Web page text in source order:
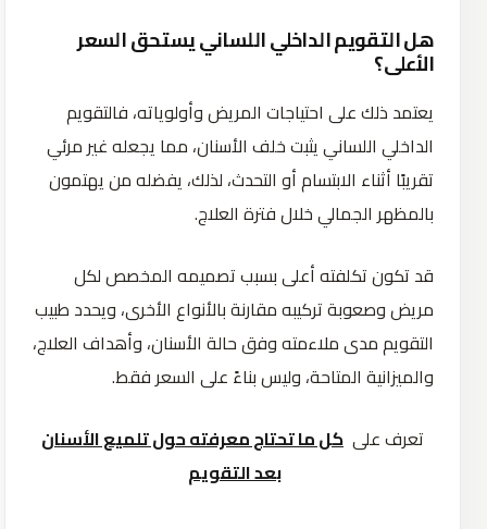
هل التقويم الداخلي اللساني يستحق السعر
الأعلى؟
يعتمد ذلك على احتياجات المريض وأولوياته، فالتقويم
الداخلي اللساني يثبت خلف الأسنان، مما يجعله غير مرئي
تقريبًا أثناء الابتسام أو التحدث، لذلك، يفضله من يهتمون
بالمظهر الجمالي خلال فترة العلاج.
قد تكون تكلفته أعلى بسبب تصميمه المخصص لكل
مريض وصعوبة تركيبه مقارنة بالأنواع الأخرى، ويحدد طبيب
التقويم مدى ملاءمته وفق حالة الأسنان، وأهداف العلاج،
والميزانية المتاحة، وليس بناءً على السعر فقط.
تعرف على كل ما تحتاج معرفته حول تلميع الأسنان
بعد التقويم